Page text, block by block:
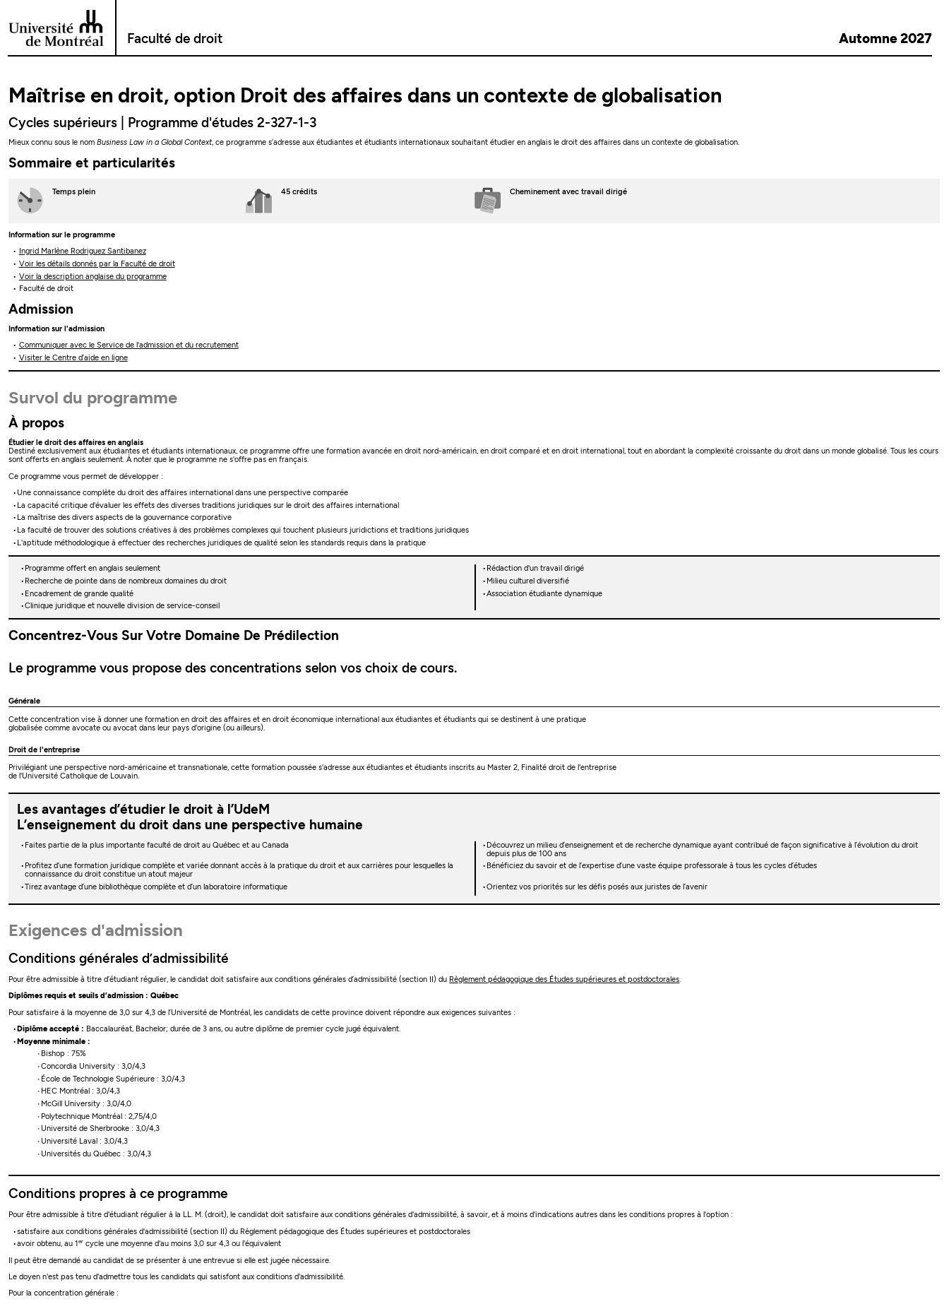
Passer au contenu
Faculté de droit
Automne 2027
Maîtrise en droit, option Droit des affaires dans un contexte de globalisation
Cycles supérieurs | Programme d'études 2-327-1-3
Mieux connu sous le nomBusiness Law in a Global Context, ce programme s’adresse aux étudiantes et étudiants internationaux souhaitant étudier en anglais le droit des affaires dans un contexte de globalisation.
Sommaire et particularités
Temps plein 45 crédits Cheminement avec travail dirigé
Information sur le programme
Ingrid Marlène Rodriguez Santibanez
Voir les détails donnés par la Faculté de droit
Voir la description anglaise du programme
Faculté de droit
Admission
Information sur l'admission
Communiquer avec le Service de l'admission et du recrutement
Visiter le Centre d’aide en ligne
Survol du programme
À propos
Étudier le droit des affaires en anglais
Destiné exclusivement aux étudiantes et étudiants internationaux, ce programme offre une formation avancée en droit nord-américain, en droit comparé et en droit international, tout en abordant la complexité croissante du droit dans un monde globalisé. Tous les cours
sont offerts en anglais seulement. À noter que le programme ne s'offre pas en français.
Ce programme vous permet de développer :
Une connaissance complète du droit des affaires international dans une perspective comparée
La capacité critique d'évaluer les effets des diverses traditions juridiques sur le droit des affaires international
La maîtrise des divers aspects de la gouvernance corporative
La faculté de trouver des solutions créatives à des problèmes complexes qui touchent plusieurs juridictions et traditions juridiques
L'aptitude méthodologique à effectuer des recherches juridiques de qualité selon les standards requis dans la pratique
Programme offert en anglais seulement
Rédaction d'un travail dirigé
Recherche de pointe dans de nombreux domaines du droit
Milieu culturel diversifié
Encadrement de grande qualité
Association étudiante dynamique
Clinique juridique et nouvelle division de service-conseil
Concentrez-Vous Sur Votre Domaine De Prédilection
Le programme vous propose des concentrations selon vos choix de cours.
Générale
Cette concentration vise à donner une formation en droit des affaires et en droit économique international aux étudiantes et étudiants qui se destinent à une pratique
globalisée comme avocate ou avocat dans leur pays d'origine (ou ailleurs).
Droit de l'entreprise
Privilégiant une perspective nord-américaine et transnationale, cette formation poussée s'adresse aux étudiantes et étudiants inscrits au Master 2, Finalité droit de l'entreprise
de l'Université Catholique de Louvain.
Les avantages d’étudier le droit à l’UdeM
L’enseignement du droit dans une perspective humaine
Faites partie de la plus importante faculté de droit au Québec et au Canada
Découvrez un milieu d’enseignement et de recherche dynamique ayant contribué de façon significative à l’évolution du droit
depuis plus de 100 ans
Profitez d’une formation juridique complète et variée donnant accès à la pratique du droit et aux carrières pour lesquelles la
connaissance du droit constitue un atout majeur
Bénéficiez du savoir et de l’expertise d’une vaste équipe professorale à tous les cycles d’études
Tirez avantage d’une bibliothèque complète et d’un laboratoire informatique Orientez vos priorités sur les défis posés aux juristes de l’avenir
Exigences d'admission
Conditions générales d’admissibilité
Pour être admissible à titre d’étudiant régulier, le candidat doit satisfaire aux conditions générales d’admissibilité (section II) du Règlement pédagogique des Études supérieures et postdoctorales.
Diplômes requis et seuils d’admission : Québec
Pour satisfaire à la moyenne de 3,0 sur 4,3 de l’Université de Montréal, les candidats de cette province doivent répondre aux exigences suivantes :
Diplôme accepté : Baccalauréat, Bachelor; durée de 3 ans, ou autre diplôme de premier cycle jugé équivalent.
Moyenne minimale :
Bishop : 75%
Concordia University : 3,0/4,3
École de Technologie Supérieure : 3,0/4,3
HEC Montréal : 3,0/4,3
McGill University : 3,0/4,0
Polytechnique Montréal : 2,75/4,0
Université de Sherbrooke : 3,0/4,3
Université Laval : 3,0/4,3
Universités du Québec : 3,0/4,3
Conditions propres à ce programme
Pour être admissible à titre d'étudiant régulier à la LL. M. (droit), le candidat doit satisfaire aux conditions générales d'admissibilité, à savoir, et à moins d'indications autres dans les conditions propres à l'option :
satisfaire aux conditions générales d'admissibilité (section II) du Règlement pédagogique des Études supérieures et postdoctorales
avoir obtenu, au 1 ercycle une moyenne d'au moins 3,0 sur 4,3 ou l'équivalent
Il peut être demandé au candidat de se présenter à une entrevue si elle est jugée nécessaire.
Le doyen n'est pas tenu d'admettre tous les candidats qui satisfont aux conditions d'admissibilité.
Pour la concentration générale :